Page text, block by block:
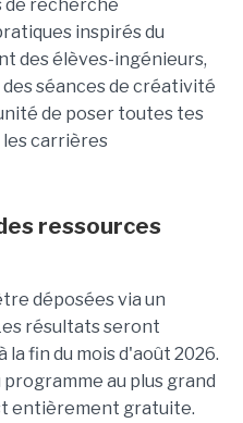
de recherche
inspirés du
des élèves-ingénieurs,
séances de créativité
de poser toutes tes
les carrières
ressources
déposées via un
résultats seront
fin du mois d'août 2026.
au plus grand
entièrement gratuite.